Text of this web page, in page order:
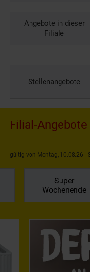
Angebote in dieser
Filiale
Stellenangebote
Filial-Angebote
gültig von Montag, 10.08.26 -
Super
Wochenende